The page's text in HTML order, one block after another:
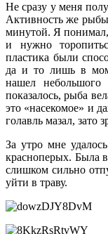
Не сразу у меня
Активность же
минутой. Я понимал,
и нужно
пластика были
да и то лишь в
нашел
показалось, рыба
это «насекомое» и
голавль мазал, зато
За утро мне
красноперых. Была
слишком сильно
уйти в траву.